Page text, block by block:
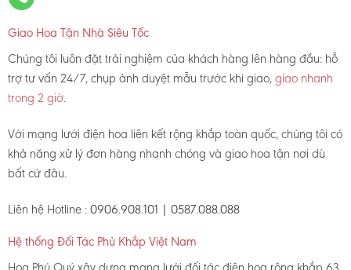
Giao Hoa Tận Nhà Siêu Tốc
Chúng tôi luôn đặt trải nghiệm của khách hàng lên hàng đầu: hỗ
trợ tư vấn 24/7, chụp ảnh duyệt mẫu trước khi giao,giao nhanh
trong 2 giờ.
Với mạng lưới điện hoa liên kết rộng khắp toàn quốc, chúng tôi có
khả năng xử lý đơn hàng nhanh chóng và giao hoa tận nơi dù
bất cứ đâu.
Liên hệ Hotline : 0906.908.101 | 0587.088.088
Hệ thống Đối Tác Phủ Khắp Việt Nam